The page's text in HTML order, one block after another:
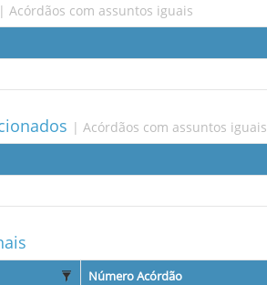
| Acórdãos com assuntos iguais
| Acórdãos com assuntos iguais
Número Acórdão